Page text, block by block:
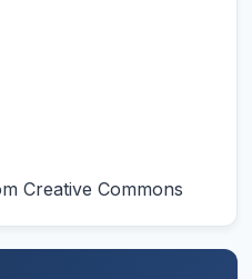
Creative Commons